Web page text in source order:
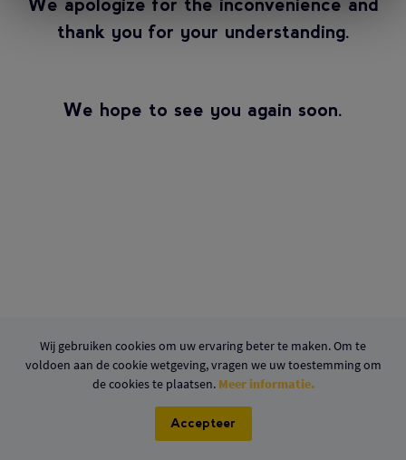
Wij gebruiken cookies om uw ervaring beter te maken. Om te
voldoen aan de cookie wetgeving, vragen we uw toestemming om
de cookies te plaatsen. Meer informatie.
Accepteer
We apologize for the inconvenience and
thank you for your understanding.
We hope to see you again soon.